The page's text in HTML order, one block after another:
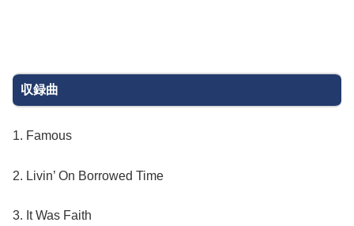
収録曲
1. Famous
2. Livin’ On Borrowed Time
3. It Was Faith